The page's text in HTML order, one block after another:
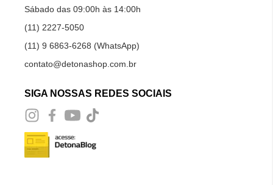
Sábado das 09:00h às 14:00h
(11) 2227-5050
(11) 9 6863-6268 (WhatsApp)
contato@detonashop.com.br
SIGA NOSSAS REDES SOCIAIS